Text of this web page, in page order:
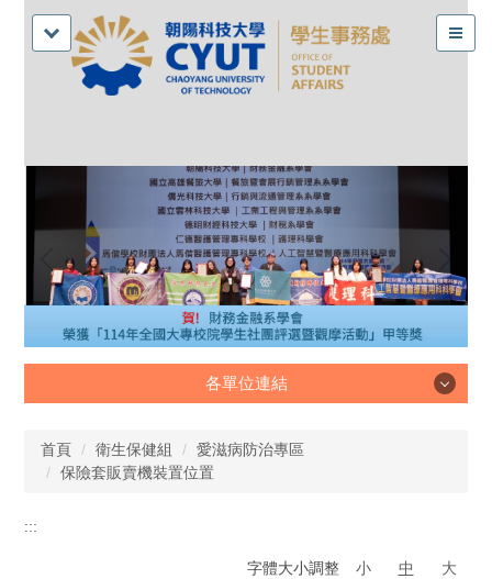
各單位連結
各單位連結
首頁 衛生保健組
愛滋病防治專區
保險套販賣機裝置位置
:::
字體大小調整 小 中 大